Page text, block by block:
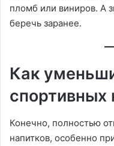
пломб или виниров. А
беречь заранее.
Как
спортивных
Конечно, полностью
напитков, особенно